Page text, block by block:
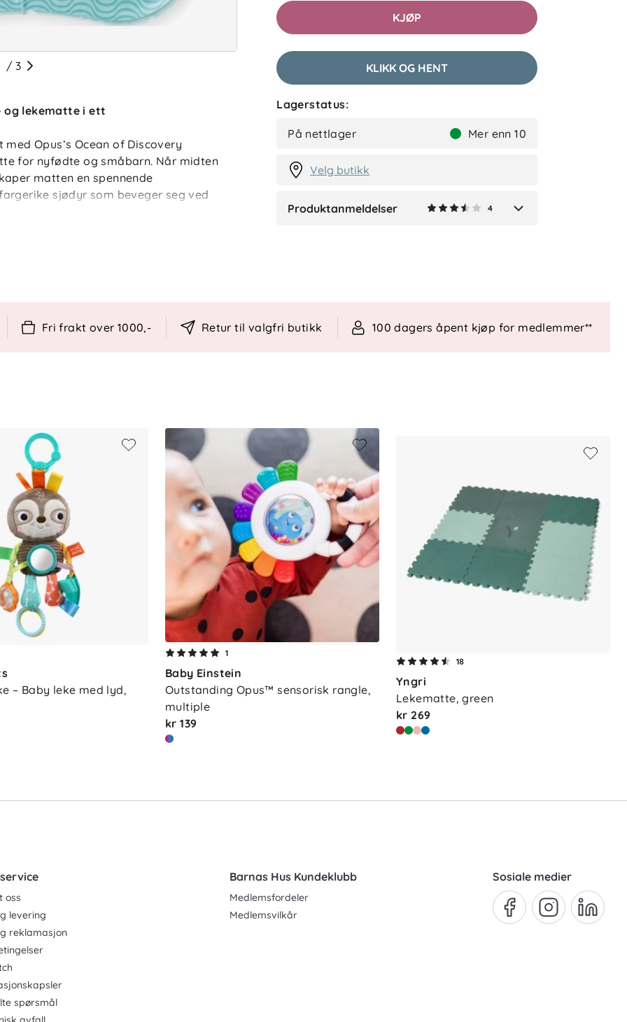
/ 3
og lekematte i ett
Opus’s Ocean of Discovery
for nyfødte og småbarn. Når midten
matten en spennende
sjødyr som beveger seg ved
KJØP
KLIKK OG HENT
Lagerstatus:
På nettlager Mer enn 10
Velg butikk
Produktanmeldelser 4
MJ
1 måned siden
I
Fri frakt over 1000,- Retur til valgfri butikk 100 dagers åpent kjøp for medlemmer**
– Baby leke med lyd,
1
Baby Einstein
Outstanding Opus™ sensorisk rangle,
multiple
kr 139
18
Yngri
Lekematte, green
kr 269
oss
levering
reklamasjon
spørsmål
Barnas Hus Kundeklubb
Medlemsfordeler
Medlemsvilkår
Sosiale medier